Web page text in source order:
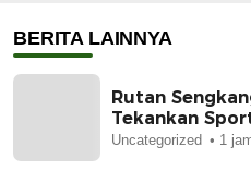
BERITA LAINNYA
Rutan
Tekankan
Uncategorized 1